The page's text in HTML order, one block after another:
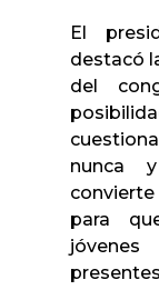
El
destacó
del
nunca
para